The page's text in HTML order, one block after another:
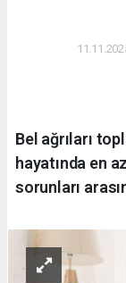
Bel ağrıları
hayatında en
sorunları